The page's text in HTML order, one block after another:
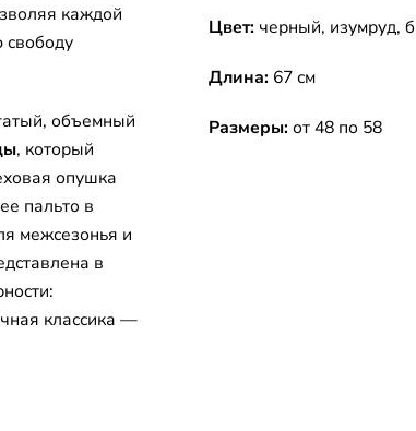
каждой
объемный
, который
опушка
пальто в
межсезонья и
в
классика —
Цвет: черный, изумруд,
Длина: 67 см
Размеры: от 48 по 58